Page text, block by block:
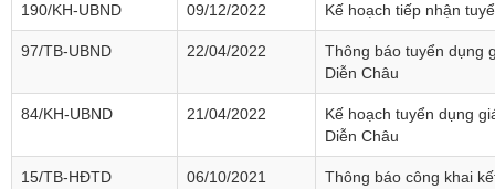
190/KH-UBND 09/12/2022 Kế hoạch tiếp nhận
97/TB-UBND 22/04/2022
Thông báo tuyển dụng
Diễn Châu
84/KH-UBND 21/04/2022
Kế hoạch tuyển dụng
Diễn Châu
15/TB-HĐTD 06/10/2021
Thông báo công khai